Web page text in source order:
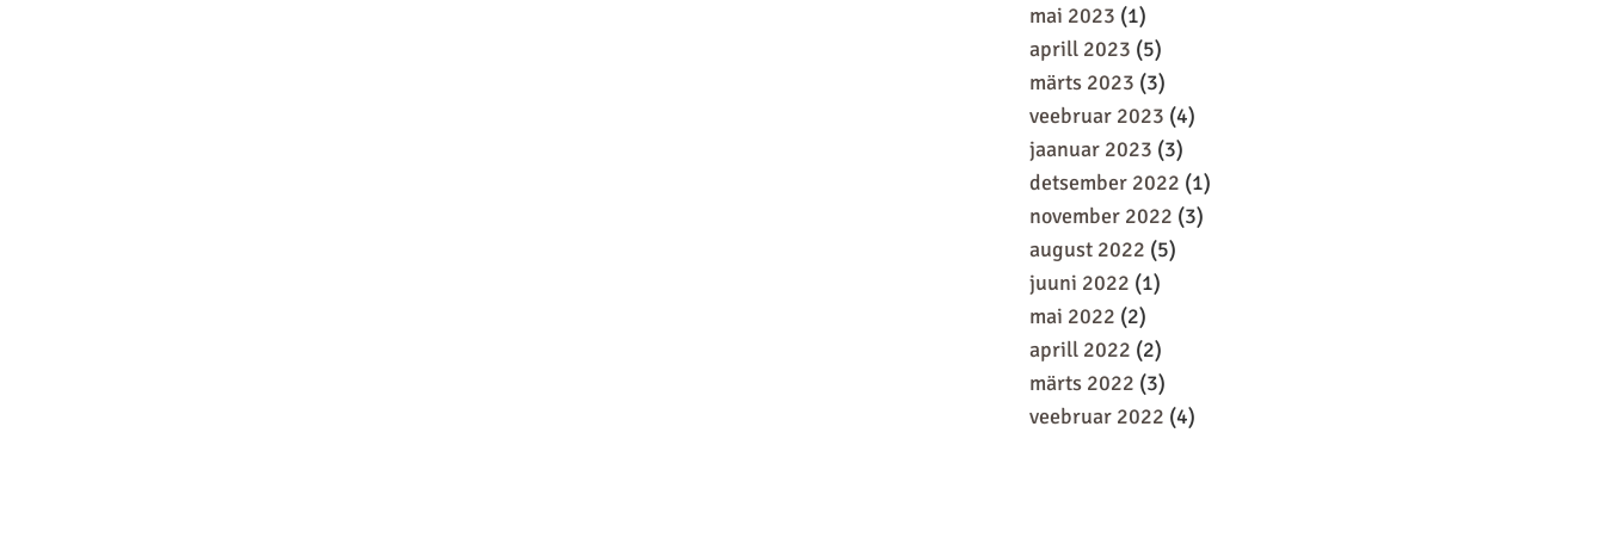
mai 2023 (1)
aprill 2023 (5)
märts 2023 (3)
veebruar 2023 (4)
jaanuar 2023 (3)
detsember 2022 (1)
november 2022 (3)
august 2022 (5)
juuni 2022 (1)
mai 2022 (2)
aprill 2022 (2)
märts 2022 (3)
veebruar 2022 (4)